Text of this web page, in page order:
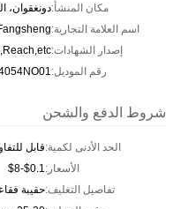
مكان المنشأ:دونغقوان،
اسم العلامة التجارية:
إصدار الشهادات:
رقم الموديل:
شروط الدفع والشحن
الحد الأدنى لكمية:قابل
الأسعار:$0.1-$8
تفاصيل التغليف:حقيبة